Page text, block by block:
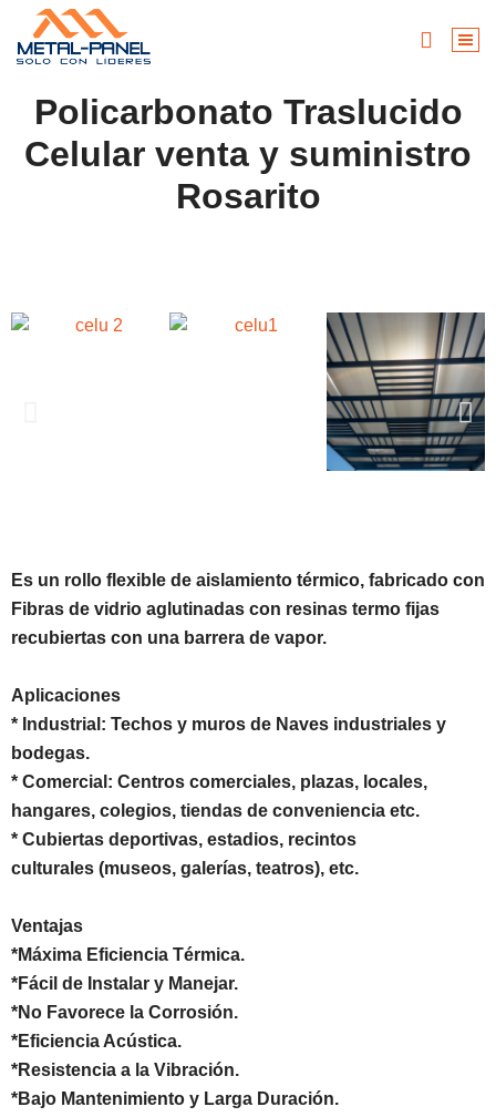
Policarbonato Traslucido
Celular venta y suministro
Rosarito
Es un rollo flexible de aislamiento térmico, fabricado con
Fibras de vidrio aglutinadas con resinas termo fijas
recubiertas con una barrera de vapor.
Aplicaciones
* Industrial: Techos y muros de Naves industriales y
bodegas.
* Comercial: Centros comerciales, plazas, locales,
hangares, colegios, tiendas de conveniencia etc.
* Cubiertas deportivas, estadios, recintos
culturales (museos, galerías, teatros), etc.
Ventajas
*Máxima Eficiencia Térmica.
*Fácil de Instalar y Manejar.
*No Favorece la Corrosión.
*Eficiencia Acústica.
*Resistencia a la Vibración.
*Bajo Mantenimiento y Larga Duración.